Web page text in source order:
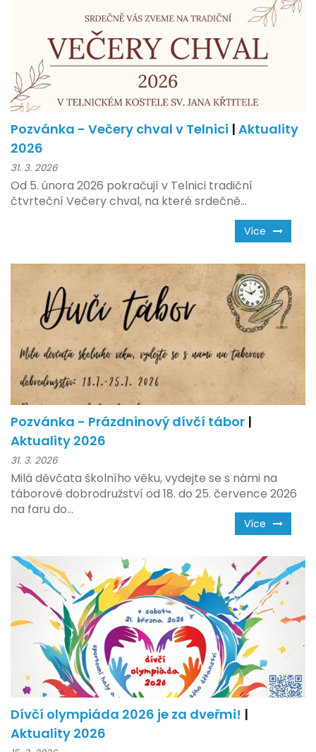
Pozvánka - Večery chval v Telnici | Aktuality
2026
31. 3. 2026
Od 5. února 2026 pokračují v Telnici tradiční
čtvrteční Večery chval, na které srdečně...
Více
Pozvánka - Prázdninový dívčí tábor |
Aktuality 2026
31. 3. 2026
Milá děvčata školního věku, vydejte se s námi na
táborové dobrodružství od 18. do 25. července 2026
na faru do...
Více
Dívčí olympiáda 2026 je za dveřmi! |
Aktuality 2026